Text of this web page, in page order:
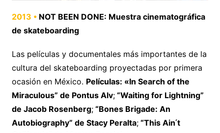
2013 • NOT BEEN DONE: Muestra cinematográfica
de skateboarding
Las películas y documentales más importantes de la
cultura del skateboarding proyectadas por primera
ocasión en México. Películas: «In Search of the
Miraculous” de Pontus Alv;“Waiting for Lightning”
de Jacob Rosenberg;“Bones Brigade: An
Autobiography” de Stacy Peralta;“This Ain ́t